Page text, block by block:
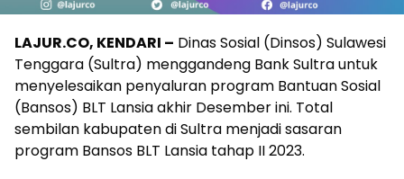
LAJUR.CO, KENDARI – Dinas Sosial (Dinsos) Sulawesi
Tenggara (Sultra) menggandeng Bank Sultra untuk
menyelesaikan penyaluran program Bantuan Sosial
(Bansos) BLT Lansia akhir Desember ini. Total
sembilan kabupaten di Sultra menjadi sasaran
program Bansos BLT Lansia tahap II 2023.